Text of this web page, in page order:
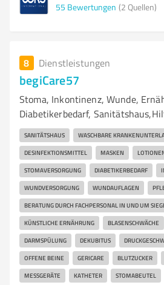
55 Bewertungen (2 Quellen)
8 Dienstleistungen
begiCare57
Stoma, Inkontinenz, Wunde,
Diabetikerbedarf,
SANITÄTSHAUS WASCHBARE
DESINFEKTIONSMITTEL MASKEN
STOMAVERSORGUNG DIABETIKERBEDARF
WUNDVERSORGUNG WUNDAUFLAGEN
BERATUNG DURCH FACHPERSONAL IN UND UM
KÜNSTLICHE ERNÄHRUNG BLASENSCHWÄCHE
DARMSPÜLUNG DEKUBITUS
OFFENE BEINE GERICARE BLUTZUCKER
MESSGERÄTE KATHETER STOMABEUTEL